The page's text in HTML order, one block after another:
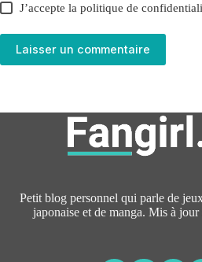
J’accepte lapolitique de
Laisser un commentaire
Petit blog personnel qui parle de
japonaise et de manga. Mis à